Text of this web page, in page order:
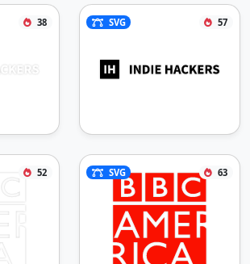
38 SVG 57
52 SVG 63